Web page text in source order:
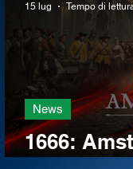
glorie e
1666:
News
15 lug
Tempo di